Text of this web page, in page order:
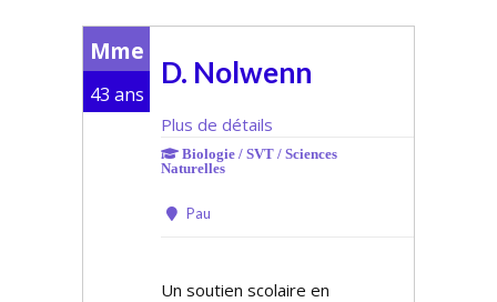
Mme
43 ans
D. Nolwenn
Plus de détails
Biologie / SVT / Sciences
Naturelles
Pau
Un soutien scolaire en